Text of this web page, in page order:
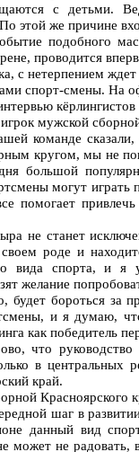
с детьми.
этой же причине
подобного
проводится
с нетерпением
спорт-смены. На
мужской сборной
команде
кругом, мы не
большой
могут играть
помогает
не станет
своем роде и
вида спорта, и я
желание
будет бороться за
и я думаю,
как победитель
что руководство
в центральных
край.
Красноярского
шаг в
данный вид
может не радовать,